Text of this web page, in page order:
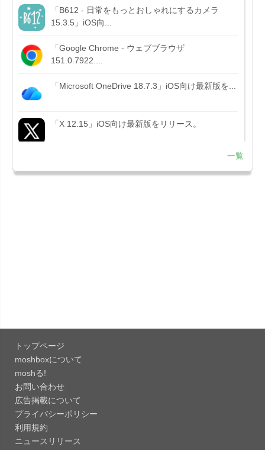
「B612 - 日常をもっとおしゃれにするカメラ
15.3.5」iOS向...
「Google Chrome - ウェブブラウザ
151.0.7922....
「Microsoft OneDrive 18.7.3」iOS向け最新版を...
「X 12.15」iOS向け最新版をリリース。
Liguid G...
「Evernote 11.28.2」Mac向け最新版をリリー
ス。AIプロ...
「Minecraft: クラフト、建築、サバイバル
26.40」iOS向...
151.0.7922....
一覧
トップページ
moshboxについて
moshる!
お問い合わせ
広告掲載について
プライバシーポリシー
利用規約
ニュースリリース